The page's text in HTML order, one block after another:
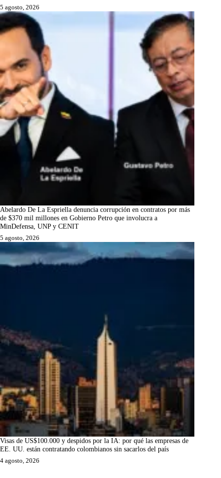
5 agosto, 2026
Abelardo De La Espriella denuncia corrupción en contratos por más
de $370 mil millones en Gobierno Petro que involucra a
MinDefensa, UNP y CENIT
5 agosto, 2026
Visas de US$100.000 y despidos por la IA: por qué las empresas de
EE. UU. están contratando colombianos sin sacarlos del país
4 agosto, 2026